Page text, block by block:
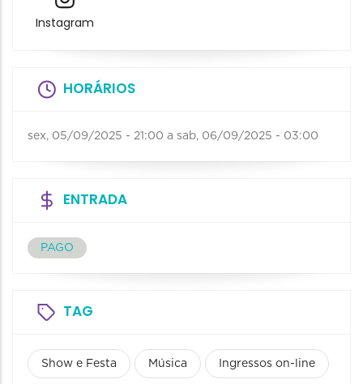
Instagram
HORÁRIOS
sex, 05/09/2025 - 21:00 a sab, 06/09/2025 - 03:00
ENTRADA
PAGO
TAG
Show e Festa Música Ingressos on-line